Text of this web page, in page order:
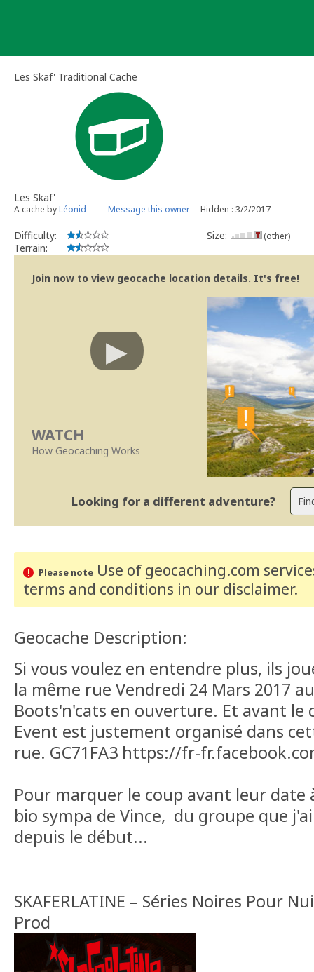
Les Skaf' Traditional Cache
Les Skaf'
A cache byLéonid Message this owner Hidden : 3/2/2017
Difficulty:
Terrain:
Size: (other)
Join now to view geocache location details. It's free!
WATCH
How Geocaching Works
Looking for a different adventure?
Please noteUse of geocaching.com
terms and conditions in our disclaimer.
Geocache Description:
Si vous voulez en entendre plus, ils
la même rue Vendredi 24 Mars 2017
Boots'n'cats en ouverture. Et avant
Event est justement organisé dans
rue. GC71FA3 https://fr-
Pour marquer le coup avant leur date
bio sympa de Vince, du groupe que
depuis le début...
SKAFERLATINE – Séries Noires Pour
Prod